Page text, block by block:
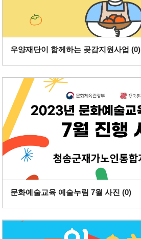
우양재단이 함께하는 곶감지원사업 (0)
문화예술교육 예술누림 7월 사진 (0)